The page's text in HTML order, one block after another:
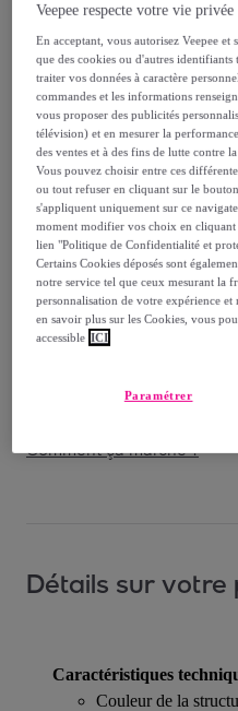
Reprise possible de votre
voir les conditions.
Vendu parkocoon
Livraison
Livraison offerte par la
Livraison estimée: entre le
Comment ça marche ?
Détails sur votre
Caractéristiques
Couleur de la
Veepee respecte votre vie privée
En acceptant, vous autorisez Veepee et
que des cookies ou d'autres
traiter vos données à caractère
commandes et les informations
vous proposer des publicités
télévision) et en mesurer la
des ventes et à des fins de lutte contre
Vous pouvez choisir entre ces
ou tout refuser en cliquant sur le
s'appliquent uniquement sur ce
moment modifier vos choix en cliquant
lien "Politique de Confidentialité et
Certains Cookies déposés sont
notre service tel que ceux mesurant la
personnalisation de votre expérience et
en savoir plus sur les Cookies, vous
accessible ICI
Paramétrer